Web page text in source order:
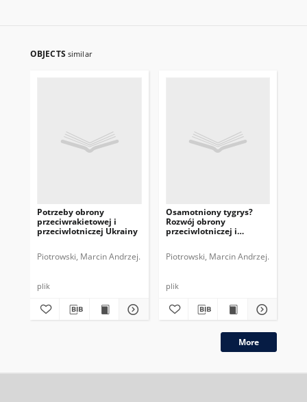
OBJECTS similar
Potrzeby obrony
przeciwrakietowej i
przeciwlotniczej Ukrainy
Piotrowski, Marcin Andrzej.
plik
Osamotniony tygrys?
Rozwój obrony
przeciwlotniczej i
Piotrowski, Marcin Andrzej.
plik
More